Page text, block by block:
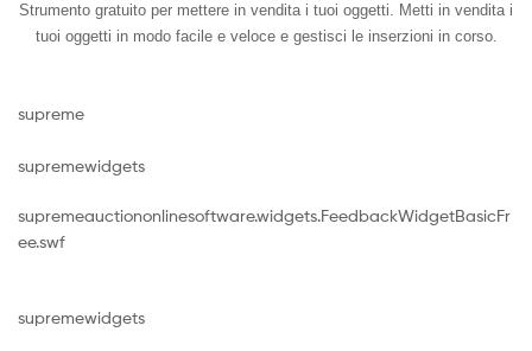
Strumento gratuito per mettere in vendita i tuoi oggetti. Metti in vendita i
tuoi oggetti in modo facile e veloce e gestisci le inserzioni in corso.
supreme
supremewidgets
supremeauctiononlinesoftware.widgets.FeedbackWidgetBasicFr
ee.swf
supremewidgets